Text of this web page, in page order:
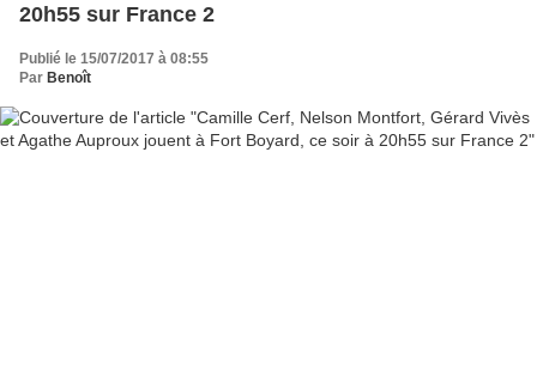
20h55 sur France 2
Publié le 15/07/2017 à 08:55
Par Benoît